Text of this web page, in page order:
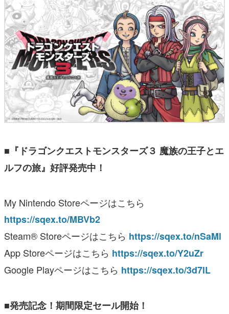
■『ドラゴンクエストモンスターズ３ 魔族の王子とエ
ルフの旅』好評発売中！
My Nintendo Storeページはこちら
https://sqex.to/MBVb2
Steam® Storeページはこちら https://sqex.to/nSaMl
App Storeページはこちら https://sqex.to/Y2uZr
Google Playページはこちら https://sqex.to/3d7lL
■発売記念！期間限定セール開始！